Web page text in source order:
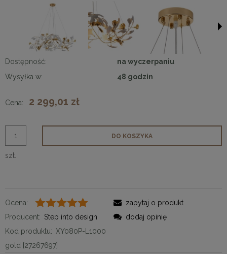
Dostępność:
na wyczerpaniu
Wysyłka w:
48 godzin
Cena: 2 299,01 zł
szt.
DO KOSZYKA
Ocena:
Producent: Step into design
Kod produktu: XY080P-L1000
gold [27267697]
zapytaj o produkt
dodaj opinię